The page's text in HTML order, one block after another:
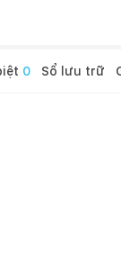
0 Sổ lưu trữ